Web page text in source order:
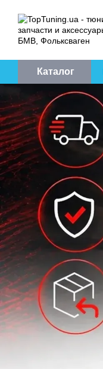
Каталог